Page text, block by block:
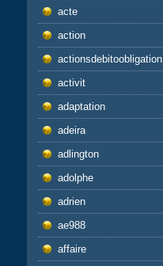
acte
action
actionsdebitoobligation
activit
adaptation
adeira
adlington
adolphe
adrien
ae988
affaire